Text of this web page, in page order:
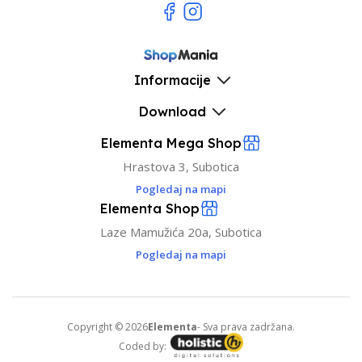
Informacije
Download
Elementa Mega Shop
Hrastova 3, Subotica
Pogledaj na mapi
Elementa Shop
Laze Mamužića 20a, Subotica
Pogledaj na mapi
Copyright © 2026Elementa- Sva prava zadržana.
Coded by: